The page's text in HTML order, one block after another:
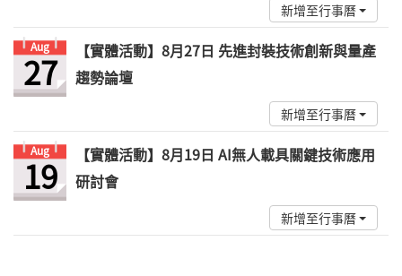
新增至行事曆
Aug
27
【實體活動】8月27日 先進封裝技術創新與量產
趨勢論壇
新增至行事曆
Aug
19
【實體活動】8月19日 AI無人載具關鍵技術應用
研討會
新增至行事曆